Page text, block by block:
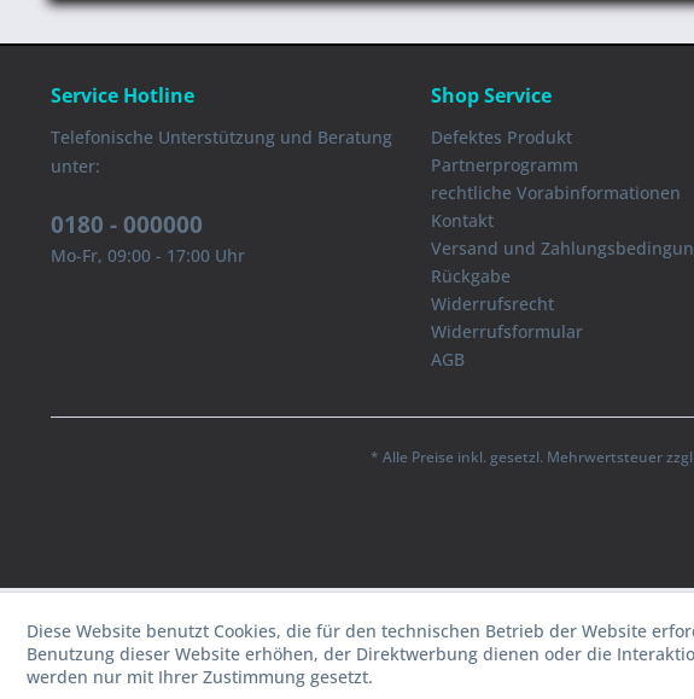
Service Hotline
Telefonische Unterstützung und Beratung
unter:
0180 - 000000
Mo-Fr, 09:00 - 17:00 Uhr
Shop Service
Defektes Produkt
Partnerprogramm
rechtliche Vorabinformationen
Kontakt
Versand und
Rückgabe
Widerrufsrecht
Widerrufsformular
AGB
* Alle Preise inkl. gesetzl. Mehrwertsteuer zzgl.
Diese Website benutzt Cookies, die für den technischen Betrieb der Website
Benutzung dieser Website erhöhen, der Direktwerbung dienen oder die
werden nur mit Ihrer Zustimmung gesetzt.